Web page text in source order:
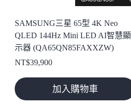
SAMSUNG三星 65型 4K Neo
QLED 144Hz Mini LED AI智慧顯
示器 (QA65QN85FAXXZW)
NT$39,900
加入購物車